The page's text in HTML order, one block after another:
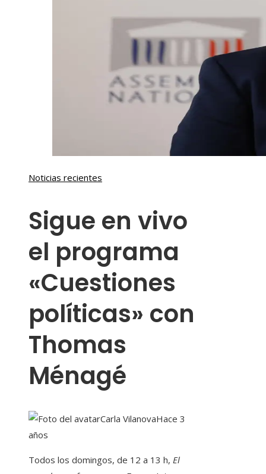
Noticias recientes
Sigue en vivo
el programa
«Cuestiones
políticas» con
Thomas
Ménagé
Carla VilanovaHace 3
años
Todos los domingos, de 12 a 13 h, El